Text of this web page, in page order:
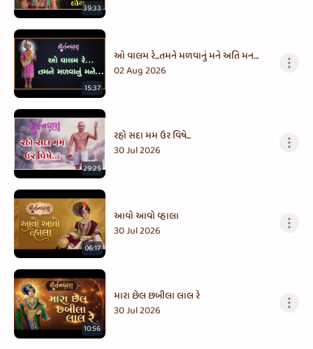
39:33
15:37
ઓ વાલમ રે...તમને મળવાનું મને અતિ મન
થાય
02 Aug 2026
29:25
રહો સદા મમ ઉર વિષે...
30 Jul 2026
06:17
આવો આવો વ્હાલા
30 Jul 2026
10:56
મારા છેલ છબીલા લાલ રે
30 Jul 2026